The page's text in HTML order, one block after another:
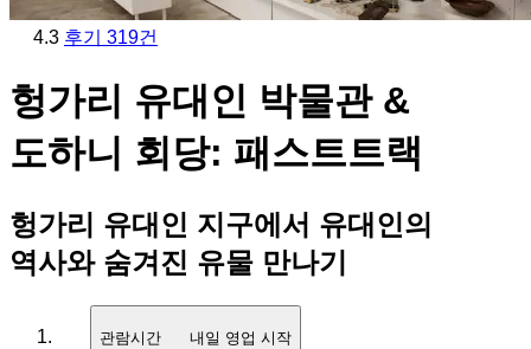
4.3 후기 319건
헝가리 유대인 박물관 &
도하니 회당: 패스트트랙
헝가리 유대인 지구에서 유대인의
역사와 숨겨진 유물 만나기
관람시간 내일 영업 시작